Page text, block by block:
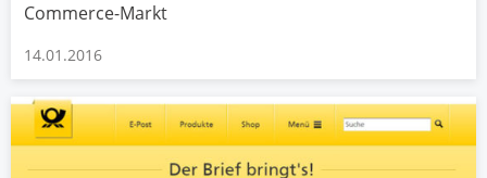
Commerce-Markt
14.01.2016